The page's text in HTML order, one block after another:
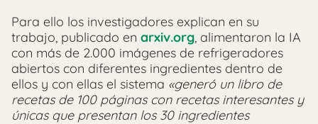
Para ello los investigadores explican en su
trabajo, publicado en arxiv.org, alimentaron la IA
con más de 2.000 imágenes de refrigeradores
abiertos con diferentes ingredientes dentro de
ellos y con ellas el sistema «generó un libro de
recetas de 100 páginas con recetas interesantes y
únicas que presentan los 30 ingredientes